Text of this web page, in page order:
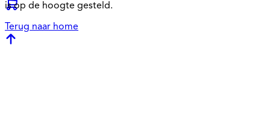
is op de hoogte gesteld.
Terug naar home